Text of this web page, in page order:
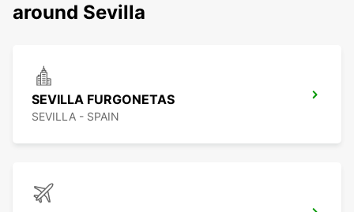
around Sevilla
SEVILLA FURGONETAS
SEVILLA - SPAIN